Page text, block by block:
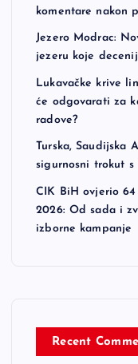
komentare nakon
Jezero Modrac:
jezeru koje
Lukavačke krive
će odgovarati za
radove?
Turska, Saudijska
sigurnosni trokut s
CIK BiH ovjerio
2026: Od sada i
izborne kampanje
Recent